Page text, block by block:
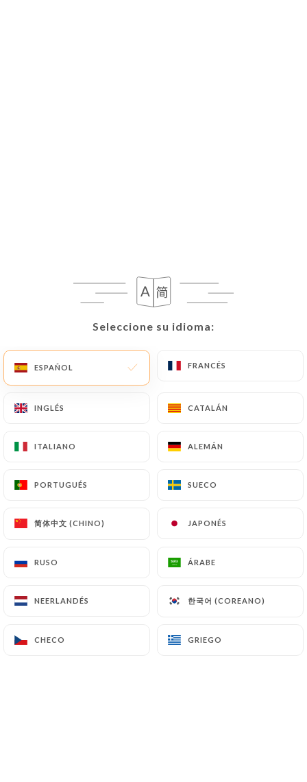
Seleccione su idioma:
ESPAÑOL FRANCÉS
INGLÉS CATALÁN
ITALIANO ALEMÁN
PORTUGUÉS SUECO
简体中文 (CHINO) JAPONÉS
RUSO ÁRABE
NEERLANDÉS 한국어 (COREANO)
CHECO GRIEGO
Seleccione su idioma:
ESPAÑOL FRANCÉS
INGLÉS CATALÁN
ITALIANO ALEMÁN
PORTUGUÉS SUECO
简体中文 (CHINO) JAPONÉS
RUSO ÁRABE
NEERLANDÉS 한국어 (COREANO)
CHECO GRIEGO